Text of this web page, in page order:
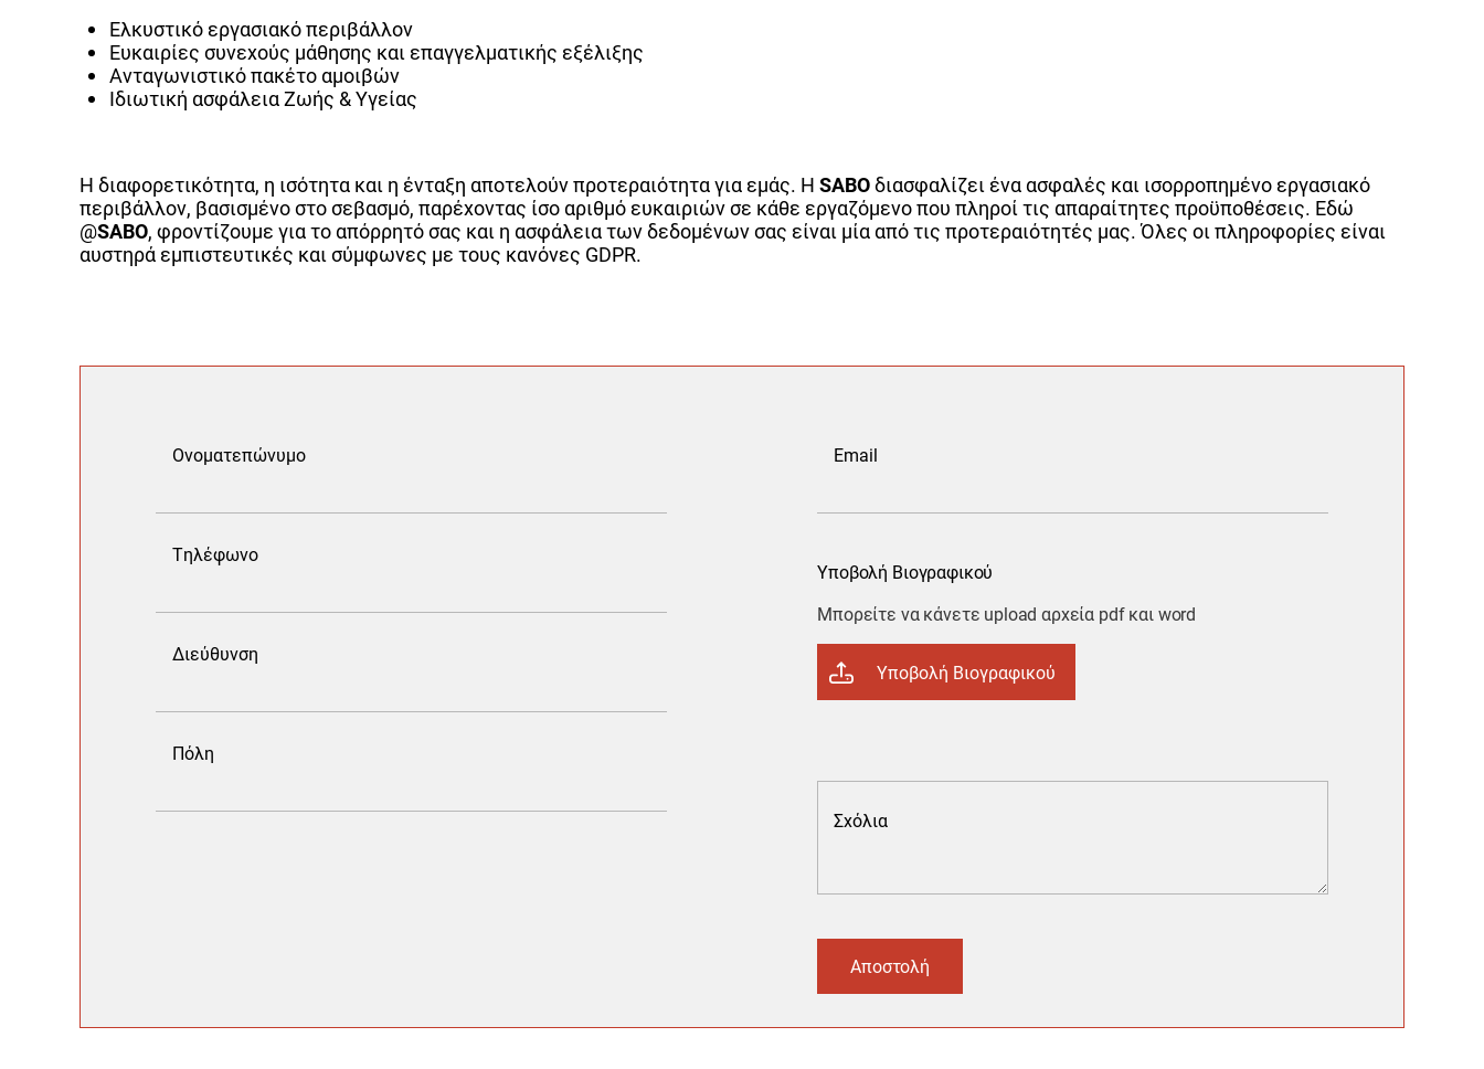
Ελκυστικό εργασιακό περιβάλλον
Ευκαιρίες συνεχούς μάθησης και επαγγελματικής εξέλιξης
Ανταγωνιστικό πακέτο αμοιβών
Ιδιωτική ασφάλεια Ζωής & Υγείας
Η διαφορετικότητα, η ισότητα και η ένταξη αποτελούν προτεραιότητα για εμάς. Η SABOδιασφαλίζει ένα ασφαλές και ισορροπημένο εργασιακό
περιβάλλον, βασισμένο στο σεβασμό, παρέχοντας ίσο αριθμό ευκαιριών σε κάθε εργαζόμενο που πληροί τις απαραίτητες προϋποθέσεις. Εδώ
@SABO, φροντίζουμε για το απόρρητό σας και η ασφάλεια των δεδομένων σας είναι μία από τις προτεραιότητές μας. Όλες οι πληροφορίες είναι
αυστηρά εμπιστευτικές και σύμφωνες με τους κανόνες GDPR.
Υποβολή Βιογραφικού
Μπορείτε να κάνετε upload αρχεία pdf και word